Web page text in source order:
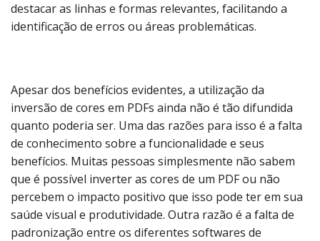
destacar as linhas e formas relevantes, facilitando a
identificação de erros ou áreas problemáticas.
Apesar dos benefícios evidentes, a utilização da
inversão de cores em PDFs ainda não é tão difundida
quanto poderia ser. Uma das razões para isso é a falta
de conhecimento sobre a funcionalidade e seus
benefícios. Muitas pessoas simplesmente não sabem
que é possível inverter as cores de um PDF ou não
percebem o impacto positivo que isso pode ter em sua
saúde visual e produtividade. Outra razão é a falta de
padronização entre os diferentes softwares de